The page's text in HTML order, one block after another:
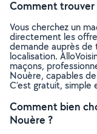
Comment trouver
Vous cherchez un
directement les
demande auprès de
localisation.
maçons,
Nouère, capables
C’est gratuit,
Comment bien
Nouère ?